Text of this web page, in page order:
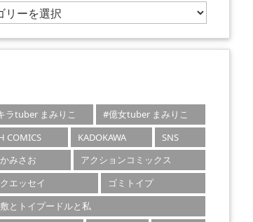
ラtuber まみりこ
#億女tuber まみりこ
COMICS
KADOKAWA
SNS
みさお
アクションコミックス
エッセイ
ゴミトイプ
とトイプードルと私